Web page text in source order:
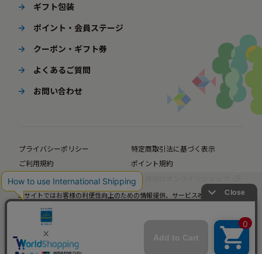
ギフト包装
ポイント・会員ステージ
クーポン・ギフト券
よくあるご質問
お問い合わせ
プライバシーポリシー
特定商取引法に基づく表示
ご利用規約
ポイント規約
企業サイト
法人様向けオンラインショップ
当サイトではお客様の利便性向上のための情報提供、サービス改善のための分
当サイトの閲覧を継続された場合、Cookieの使用にご同意いただいたものとみ
なします。
詳細については
をご確認ください。